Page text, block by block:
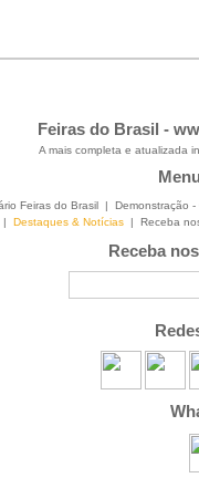
Feiras do Brasil -
A mais completa e atualizada
Feiras do Brasil | Demonstração
| Destaques & Notícias | Receba
Receba